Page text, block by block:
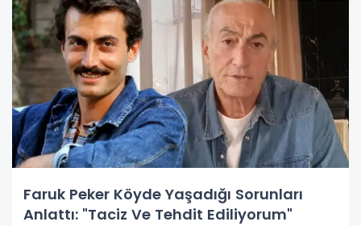
Faruk Peker Köyde Yaşadığı Sorunları
Anlattı: "Taciz Ve Tehdit Ediliyorum"